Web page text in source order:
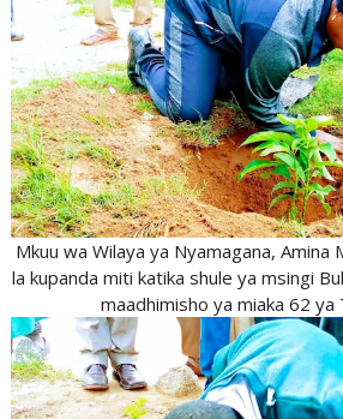
Mkuu wa Wilaya ya Nyamagana, Amina
la kupanda miti katika shule ya msingi
maadhimisho ya miaka 62 ya